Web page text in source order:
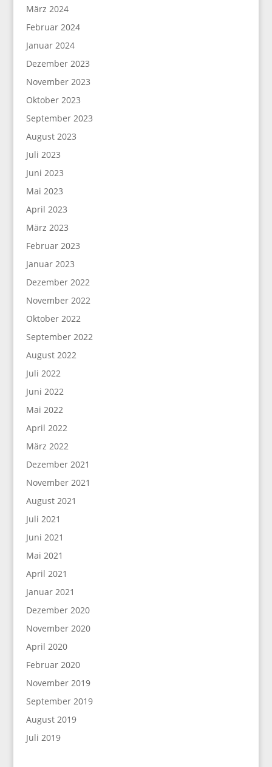
März 2024
Februar 2024
Januar 2024
Dezember 2023
November 2023
Oktober 2023
September 2023
August 2023
Juli 2023
Juni 2023
Mai 2023
April 2023
März 2023
Februar 2023
Januar 2023
Dezember 2022
November 2022
Oktober 2022
September 2022
August 2022
Juli 2022
Juni 2022
Mai 2022
April 2022
März 2022
Dezember 2021
November 2021
August 2021
Juli 2021
Juni 2021
Mai 2021
April 2021
Januar 2021
Dezember 2020
November 2020
April 2020
Februar 2020
November 2019
September 2019
August 2019
Juli 2019